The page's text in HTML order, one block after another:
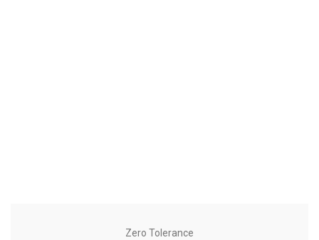
Zero Tolerance